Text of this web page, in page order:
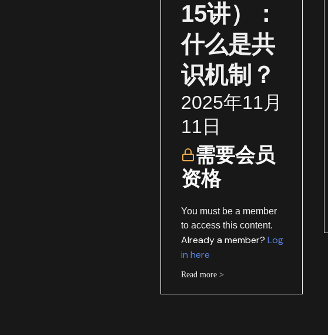
15讲）：
什么是共
识机制？
2025年11月
11日
需要会员
资格
You must be a member
to access this content.
Already a member? Log
in here
Read more >